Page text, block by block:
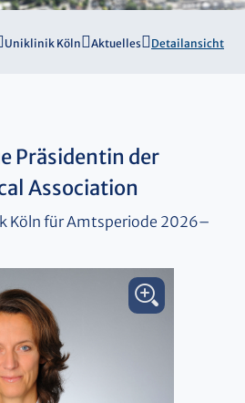
Uniklinik Köln Aktuelles Detailansicht
Präsidentin der
Association
Köln für Amtsperiode 2026–